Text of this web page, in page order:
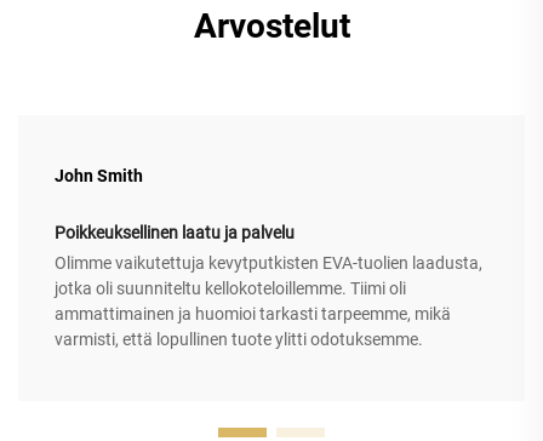
Arvostelut
John Smith
Poikkeuksellinen laatu ja palvelu
Olimme vaikutettuja kevytputkisten EVA-tuolien laadusta,
jotka oli suunniteltu kellokoteloillemme. Tiimi oli
ammattimainen ja huomioi tarkasti tarpeemme, mikä
varmisti, että lopullinen tuote ylitti odotuksemme.